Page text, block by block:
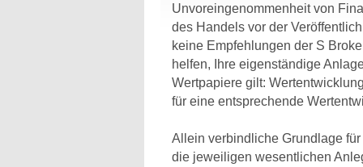
Unvoreingenommenheit von
des Handels vor der
keine Empfehlungen der S
helfen, Ihre eigenständige
Wertpapiere gilt:
für eine entsprechende
Allein verbindliche Grundlage
die jeweiligen wesentlichen